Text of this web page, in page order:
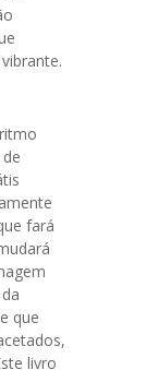
fará
que
livro